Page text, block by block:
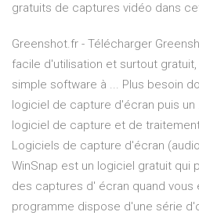
gratuits de captures vidéo dans
Greenshot.fr - Télécharger
facile d'utilisation et surtout
simple software à ... Plus besoin
logiciel de capture d'écran puis
logiciel de capture et de
Logiciels de capture d'écran
WinSnap est un logiciel gratuit qui
des captures d' écran quand vous
programme dispose d'une série